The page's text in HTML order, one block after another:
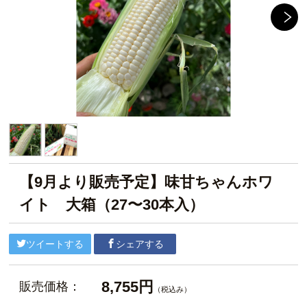
【9月より販売予定】味甘ちゃんホワ
イト 大箱（27〜30本入）
ツイートする シェアする
販売価格： 8,755円 （税込み）